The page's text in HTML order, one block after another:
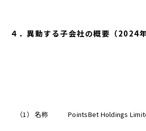
４．異動する子会社の概要（2024
（1） 名称 PointsBet Holdings